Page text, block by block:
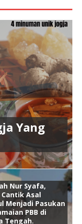
Yang
Nur Syafa,
Cantik Asal
Menjadi Pasukan
PBB di
Tengah.